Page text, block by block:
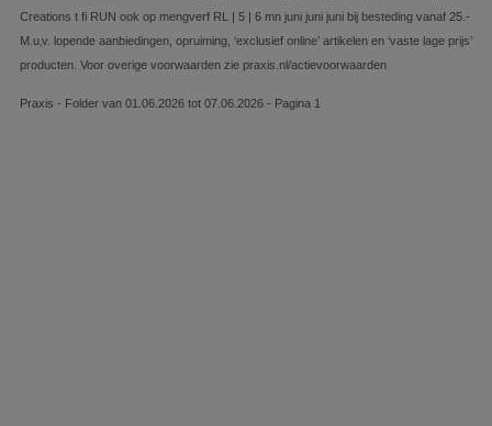
Creations t fi RUN ook op mengverf RL | 5 | 6 mn juni juni juni bij besteding vanaf 25.-
M.u‚v. lopende aanbiedingen, opruiming, ‘exclusief online’ artikelen en ‘vaste lage prijs’
producten. Voor overige voorwaarden zie praxis.nl/actievoorwaarden
Praxis - Folder van 01.06.2026 tot 07.06.2026 - Pagina 1